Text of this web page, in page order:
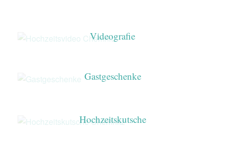
Videografie
Gastgeschenke
Hochzeitskutsche